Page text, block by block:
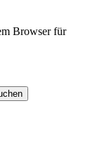
Browser für